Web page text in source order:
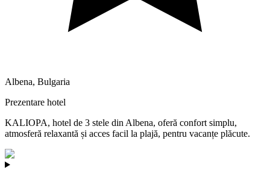
Albena, Bulgaria
Prezentare hotel
KALIOPA, hotel de 3 stele din Albena, oferă confort simplu,
atmosferă relaxantă și acces facil la plajă, pentru vacanțe plăcute.